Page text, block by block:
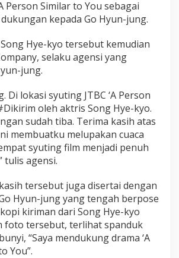
u
n
Person Similar to You sebagai
kepada Go Hyun-jung.
Hye-kyo tersebut kemudian
selaku agensi yang
jung.
Di lokasi syuting JTBC ‘A Person
oleh aktris Song Hye-kyo.
sudah tiba. Terima kasih atas
membuatku melupakan cuaca
syuting film menjadi penuh
tulis agensi.
tersebut juga disertai dengan
Hyun-jung yang tengah berpose
kiriman dari Song Hye-kyo
foto tersebut, terlihat spanduk
“Saya mendukung drama ‘A
You”.